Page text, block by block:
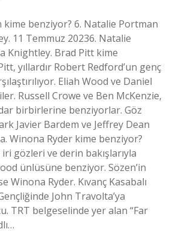
benziyor? 6. Natalie Portman
11 Temmuz 20236. Natalie
Knightley. Brad Pitt kime
yıllardır Robert Redford’un genç
Eliah Wood ve Daniel
Russell Crowe ve Ben McKenzie,
birbirlerine benziyorlar. Göz
Javier Bardem ve Jeffrey Dean
Winona Ryder kime benziyor?
gözleri ve derin bakışlarıyla
ünlüsüne benziyor. Sözen’in
Winona Ryder. Kıvanç Kasabalı
John Travolta’ya
TRT belgeselinde yer alan “Far